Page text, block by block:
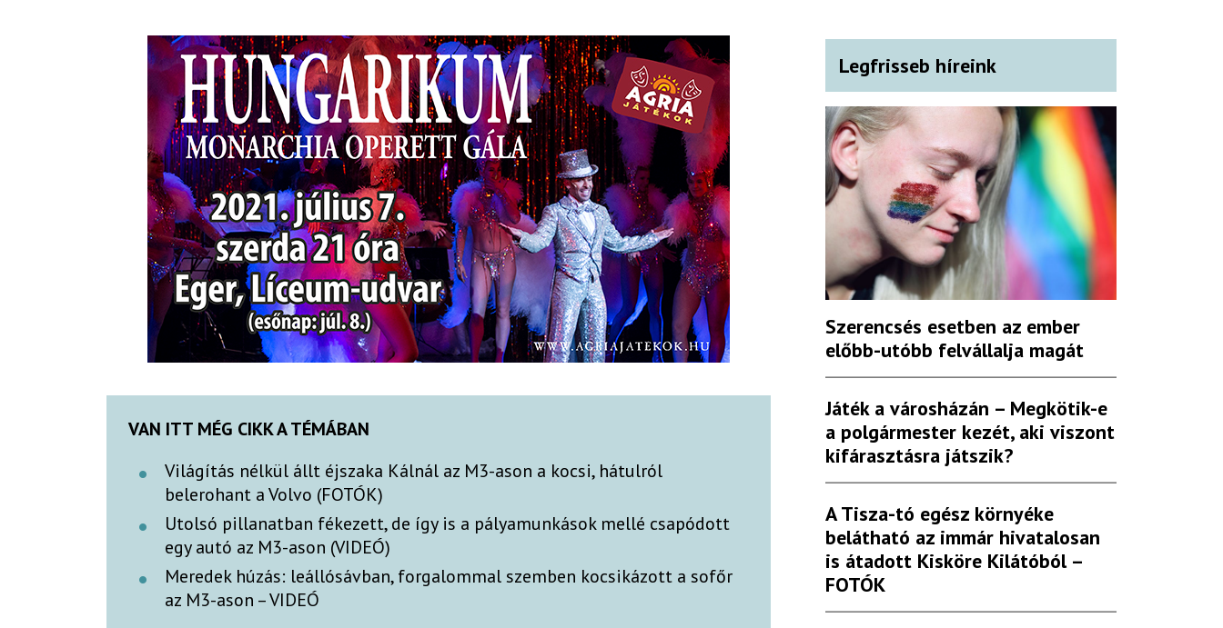
VAN ITT MÉG CIKK A TÉMÁBAN
Világítás nélkül állt éjszaka Kálnál az M3-ason a kocsi, hátulról
belerohant a Volvo (FOTÓK)
Utolsó pillanatban fékezett, de így is a pályamunkások mellé csapódott
egy autó az M3-ason (VIDEÓ)
Meredek húzás: leállósávban, forgalommal szemben kocsikázott a sofőr
az M3-ason – VIDEÓ
Legfrisseb híreink
Szerencsés esetben az ember
előbb-utóbb felvállalja magát
Játék a városházán – Megkötik-e
a polgármester kezét, aki viszont
kifárasztásra játszik?
A Tisza-tó egész környéke
belátható az immár hivatalosan
is átadott Kisköre Kilátóból –
FOTÓK